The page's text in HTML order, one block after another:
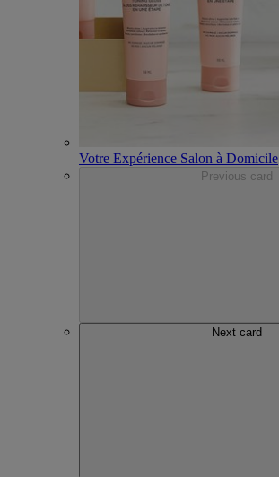
Votre Expérience Salon à Domicile
Previous card
Next card